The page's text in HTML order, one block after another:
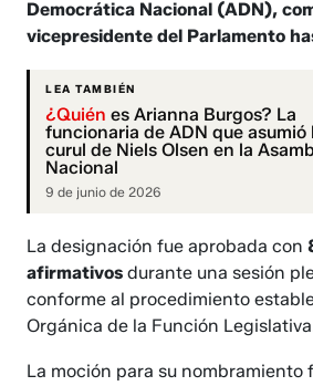
Democrática Nacional (ADN),
vicepresidente del Parlamento
LEA TAMBIÉN
¿Quién es Arianna Burgos? La
funcionaria de ADN que asumió
curul de Niels Olsen en la
Nacional
9 de junio de 2026
La designación fue aprobada con
afirmativos durante una sesión
conforme al procedimiento
Orgánica de la Función
La moción para su nombramiento